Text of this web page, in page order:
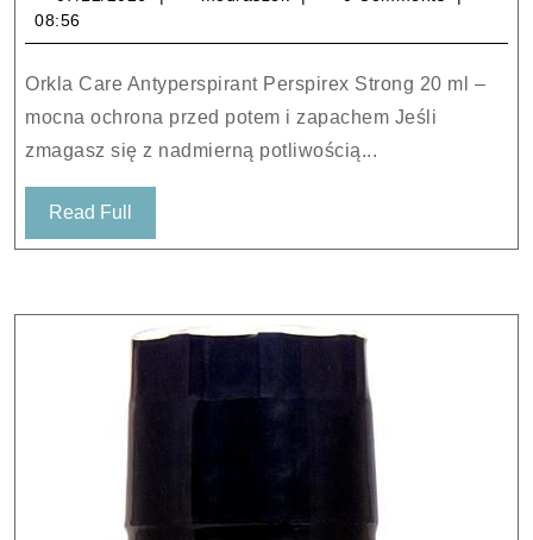
Perspirex
20
ml
08:56
Orkla Care Antyperspirant Perspirex Strong 20 ml –
mocna ochrona przed potem i zapachem Jeśli
zmagasz się z nadmierną potliwością...
Read Full
Full